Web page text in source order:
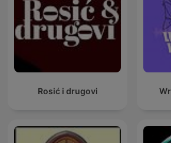
Rosić i drugovi